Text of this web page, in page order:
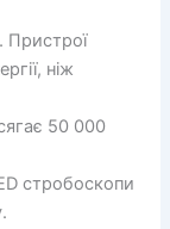
Пристрої
ніж
50 000
стробоскопи